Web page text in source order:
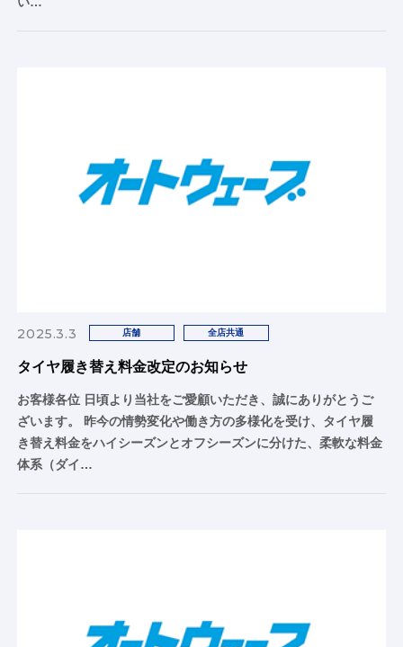
2025.3.3 店舗 全店共通
タイヤ履き替え料金改定のお知らせ
お客様各位 日頃より当社をご愛顧いただき、誠にありがとうご
ざいます。 昨今の情勢変化や働き方の多様化を受け、タイヤ履
き替え料金をハイシーズンとオフシーズンに分けた、柔軟な料金
体系（ダイ…